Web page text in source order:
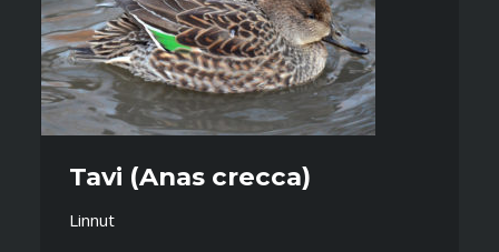
Tavi (Anas crecca)
Linnut